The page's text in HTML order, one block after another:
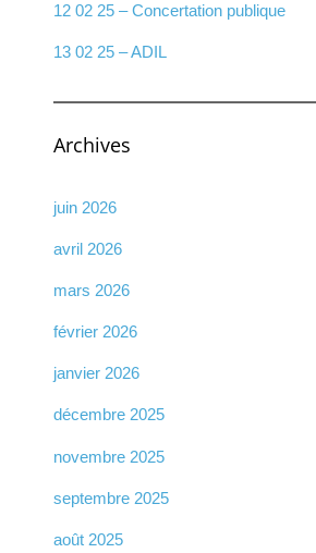
12 02 25 – Concertation publique
13 02 25 – ADIL
Archives
juin 2026
avril 2026
mars 2026
février 2026
janvier 2026
décembre 2025
novembre 2025
septembre 2025
août 2025